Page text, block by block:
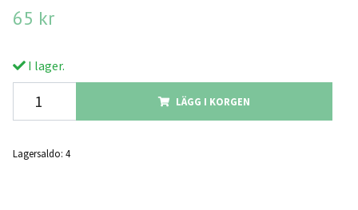
65 kr
I lager.
LÄGG I KORGEN
Lagersaldo: 4